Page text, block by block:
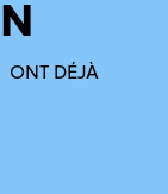
ONT DÉJÀ